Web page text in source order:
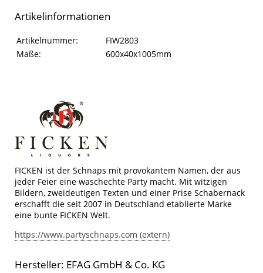
Artikelinformationen
Artikelinformationen
Eigenschaft Wert
Artikelnummer:
FIW2803
Maße:
600x40x1005mm
FICKEN ist der Schnaps mit provokantem Namen, der aus
jeder Feier eine waschechte Party macht. Mit witzigen
Bildern, zweideutigen Texten und einer Prise Schabernack
erschafft die seit 2007 in Deutschland etablierte Marke
eine bunte FICKEN Welt.
https://www.partyschnaps.com (extern)
Hersteller: EFAG GmbH & Co. KG